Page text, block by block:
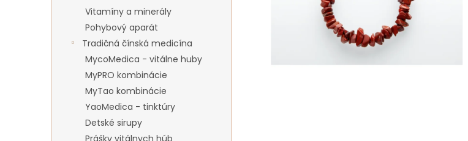
Vitamíny a minerály
Pohybový aparát
Tradičná čínská medicína
MycoMedica - vitálne huby
MyPRO kombinácie
MyTao kombinácie
YaoMedica - tinktúry
Detské sirupy
Prášky vitálnych húb